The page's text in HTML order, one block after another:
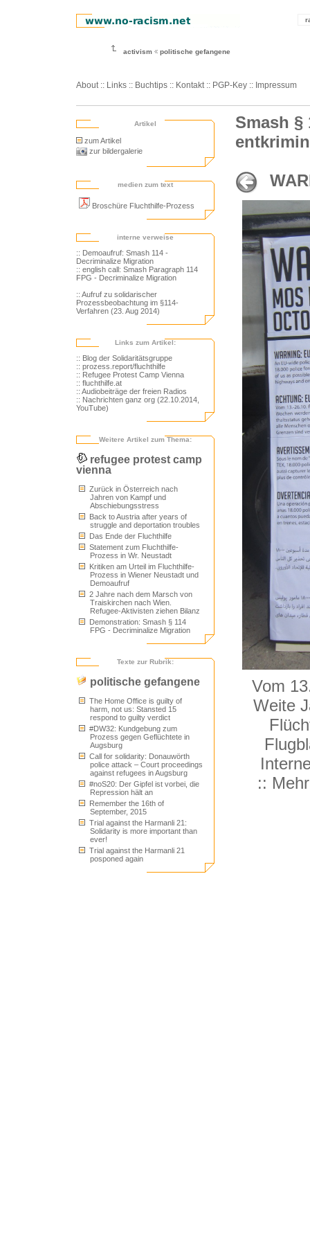
activism politische gefangene
About :: Links :: Buchtips :: Kontakt :: PGP-Key :: Impressum
Artikel
zum Artikel
zur bildergalerie
medien zum text
Broschüre Fluchthilfe-Prozess
interne verweise
:: Demoaufruf: Smash 114 -
Decriminalize Migration
:: english call: Smash Paragraph 114
FPG - Decriminalize Migration
:: Aufruf zu solidarischer
Prozessbeobachtung im §114-
Verfahren (23. Aug 2014)
Links zum Artikel:
:: Blog der Solidaritätsgruppe
:: prozess.report/fluchthilfe
:: Refugee Protest Camp Vienna
:: fluchthilfe.at
:: Audiobeiträge der freien Radios
:: Nachrichten ganz org (22.10.2014,
YouTube)
Weitere Artikel zum Thema:
refugee protest camp
vienna
Zurück in Österreich nach
Jahren von Kampf und
Abschiebungsstress
Back to Austria after years of
struggle and deportation troubles
Das Ende der Fluchthilfe
Statement zum Fluchthilfe-
Prozess in Wr. Neustadt
Kritiken am Urteil im Fluchthilfe-
Prozess in Wiener Neustadt und
Demoaufruf
2 Jahre nach dem Marsch von
Traiskirchen nach Wien.
Refugee-Aktivisten ziehen Bilanz
Demonstration: Smash § 114
FPG - Decriminalize Migration
Texte zur Rubrik:
politische gefangene
The Home Office is guilty of
harm, not us: Stansted 15
respond to guilty verdict
#DW32: Kundgebung zum
Prozess gegen Geflüchtete in
Augsburg
Call for solidarity: Donauwörth
police attack – Court proceedings
against refugees in Augsburg
#noS20: Der Gipfel ist vorbei, die
Repression hält an
Remember the 16th of
September, 2015
Trial against the Harmanli 21:
Solidarity is more important than
ever!
Trial against the Harmanli 21
posponed again
Smash §
Vom
Weite
::